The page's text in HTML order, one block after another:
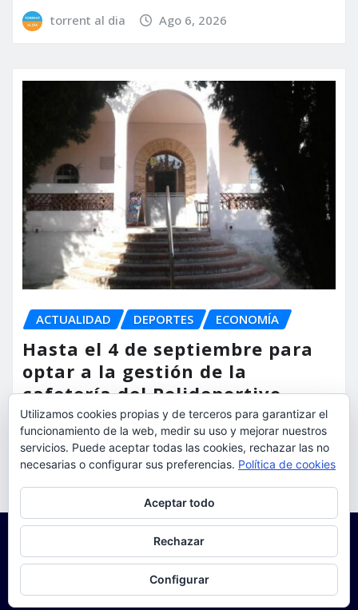
torrent al dia Ago 6, 2026
ACTUALIDAD DEPORTES ECONOMÍA
Hasta el 4 de septiembre para
optar a la gestión de la
cafetería del Polideportivo
Anabel Medina de Torrent
torrent al dia Ago 6, 2026
Utilizamos cookies propias y de terceros para garantizar el
funcionamiento de la web, medir su uso y mejorar nuestros
servicios. Puede aceptar todas las cookies, rechazar las no
necesarias o configurar sus preferencias. Política de cookies
Aceptar todo
Rechazar
Configurar
Para obtener más información, incluido cómo gestionar las cookies,